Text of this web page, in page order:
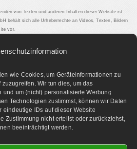
wie Cookies, um Geräteinformationen zu
Wir tun dies, um das
und um (nicht) personalisierte Werbung
Technologien zustimmst, können wir Daten
eindeutige IDs auf dieser Website
Zustimmung nicht erteilst oder zurückziehst,
beeinträchtigt werden.
von Texten und anderen Inhalten dieser Website ist
behält sich alle Urheberrechte an Videos, Texten, Bildern
vor.